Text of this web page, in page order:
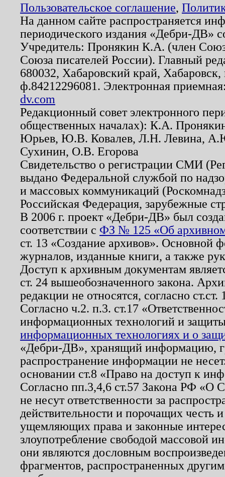
Пользовательское соглашение,
На данном сайте распространяется
периодического издания «Дебри-ДВ»
Учредитель: Пронякин К.А. (член
Союза писателей России). Главный
680032, Хабаровский край,
ф.84212296081. Электронная
dv.com
Редакционный совет электронного
общественных началах): К.А.
Юрьев, Ю.В. Ковалев, Л.Н. Левина,
Сухинин, О.В. Егорова
Свидетельство о регистрации СМИ
выдано Федеральной службой по
и массовых коммуникаций
Российская Федерация, зарубежные
В 2006 г. проект «Дебри-ДВ» был
соответствии с ФЗ № 125 «Об
ст. 13 «Создание архивов». Основной
журналов, изданные книги, а также
Доступ к архивным документам
ст. 24 вышеобозначенного закона.
редакции не относятся, согласно
Согласно ч.2. п.3. ст.17
информационных технологий и
информационных технологиях и о
«Дебри-ДВ», хранящий информацию,
распространение информации не
основании ст.8 «Право на доступ к
Согласно пп.3,4,6 ст.57 Закона РФ «О
не несут ответственности за
действительности и порочащих честь
ущемляющих права и законные
злоупотребление свободой массовой
они являются дословным
фрагментов, распространенных